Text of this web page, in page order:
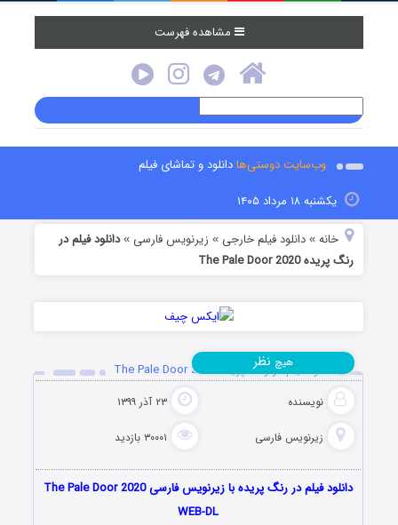
مشاهده فهرست
وب‌سایت دوستی‌هادانلود و تماشای فیلم
یکشنبه ۱۸ مرداد ۱۴۰۵
خانه »دانلود فیلم خارجی » زیرنویس فارسی »دانلود فیلم در
رنگ پریده The Pale Door 2020
دانلود فیلم در رنگ پریده The Pale Door 2020
نویسنده ۲۳ آذر ۱۳۹۹
زیرنویس فارسی ۳۰۰۰۱ بازدید
هیچ نظر
دانلود فیلم در رنگ پریده با زیرنویس فارسی The Pale Door 2020
WEB-DL